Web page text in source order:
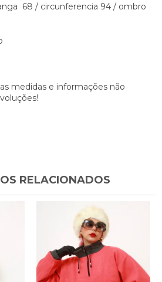
68 / circunferencia 94 / ombro
medidas e informações não
RELACIONADOS